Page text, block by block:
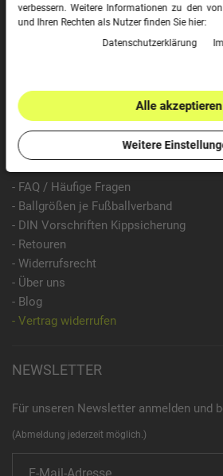
Informationen Versand »
INFORMATIONEN
- FAQ / Häufige Fragen
- Ballgrößen je Fußballverband
- DIN Vorschriften Kippsicherung
- Retouren
- Widerrufsrecht
- Über uns
- Blog
- Vertrag widerrufen
NEWSLETTER
Für unseren Newsletter anmelden und
(Abmeldung jederzeit möglich.)
verbessern. Weitere Informationen zu den
und Ihren Rechten als Nutzer finden Sie hier:
Daten­schutz­erklärung
Alle akzeptieren
Weitere